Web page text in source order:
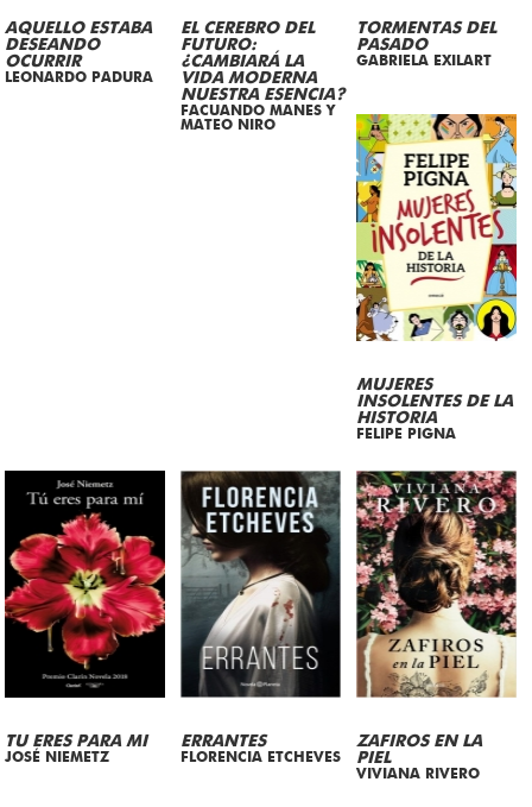
AQUELLO ESTABA
DESEANDO
OCURRIR
LEONARDO PADURA
EL CEREBRO DEL
FUTURO:
¿CAMBIARÁ LA
VIDA MODERNA
NUESTRA ESENCIA?
FACUANDO MANES Y
MATEO NIRO
TORMENTAS DEL
PASADO
GABRIELA EXILART
MUJERES
INSOLENTES DE LA
HISTORIA
FELIPE PIGNA
TU ERES PARA MI
JOSÉ NIEMETZ
ERRANTES
FLORENCIA ETCHEVES
ZAFIROS EN LA
PIEL
VIVIANA RIVERO